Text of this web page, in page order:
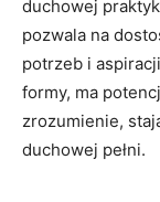
duchowej
pozwala na
potrzeb i
formy, ma
zrozumienie,
⁤duchowej pełni.